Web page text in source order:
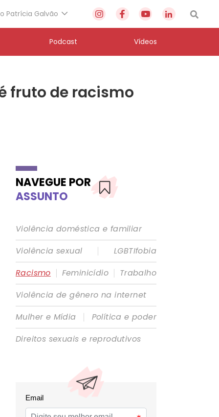
Patrícia Galvão
Podcast Vídeos
fruto de racismo
NAVEGUE POR
ASSUNTO
Violência doméstica e familiar
Violência sexual
|
LGBTIfobia
Racismo | Feminicídio | Trabalho
Violência de gênero na internet
Mulher e Mídia
|
Política e poder
Direitos sexuais e reprodutivos